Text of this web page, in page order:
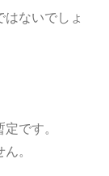
ないでしょ
です。
。